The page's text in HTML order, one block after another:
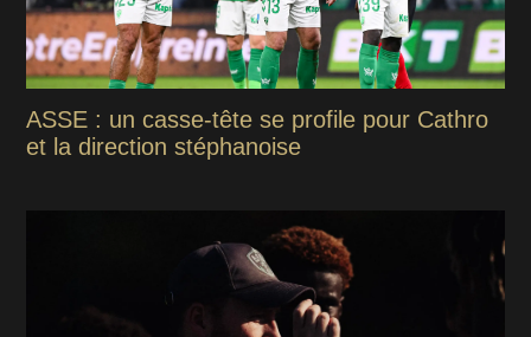
ASSE : un casse-tête se profile pour Cathro
et la direction stéphanoise